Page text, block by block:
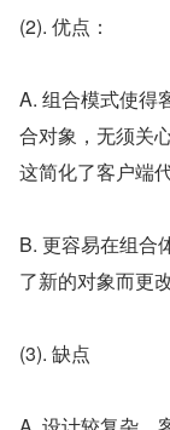
(2). 优点：
A. 组合模式使得
合对象，无须关
这简化了客户端
B. 更容易在组合
了新的对象而更
(3). 缺点